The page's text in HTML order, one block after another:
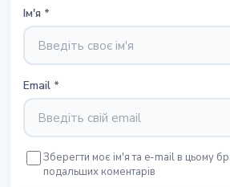
Ім'я *
Email *
Зберегти моє ім'я та e-mail в цьому
подальших коментарів